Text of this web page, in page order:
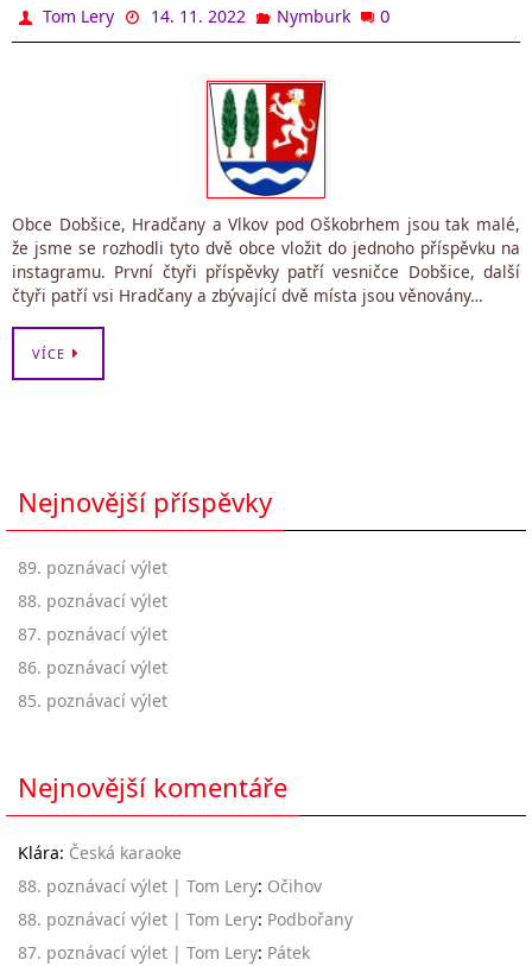
Tom Lery 14. 11. 2022 Nymburk 0
Obce Dobšice, Hradčany a Vlkov pod Oškobrhem jsou tak malé,
že jsme se rozhodli tyto dvě obce vložit do jednoho příspěvku na
instagramu. První čtyři příspěvky patří vesničce Dobšice, další
čtyři patří vsi Hradčany a zbývající dvě místa jsou věnovány…
VÍCE
Nejnovější příspěvky
89. poznávací výlet
88. poznávací výlet
87. poznávací výlet
86. poznávací výlet
85. poznávací výlet
Nejnovější komentáře
Klára: Česká karaoke
88. poznávací výlet | Tom Lery: Očihov
88. poznávací výlet | Tom Lery: Podbořany
87. poznávací výlet | Tom Lery: Pátek